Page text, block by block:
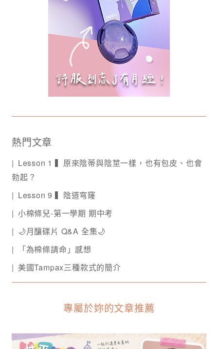
熱門文章
Lesson 1 ▍原來陰蒂與陰莖一樣，也有包皮、也會
勃起？
Lesson 9 ▍陰道穹窿
小棉條兒-第一學期 期中考
🌙月釀碟片 Q&A 全集🌙
「為棉條請命」感想
美國Tampax三種款式的簡介
專屬於妳的文章推薦